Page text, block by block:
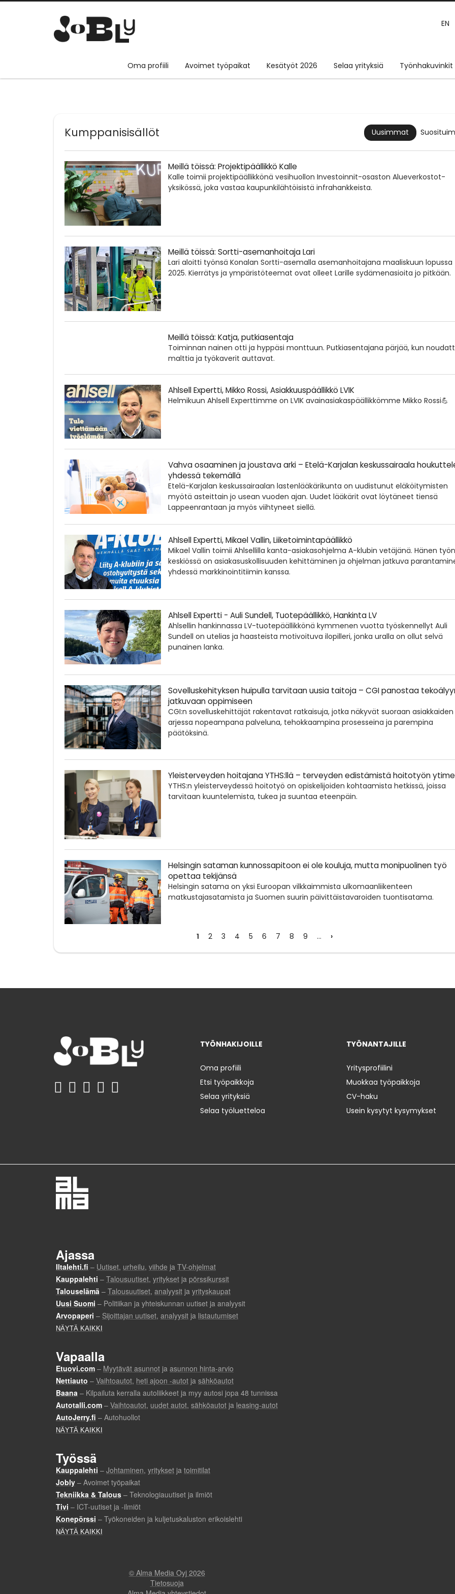
EN
Oma profiili Avoimet työpaikat Kesätyöt 2026 Selaa yrityksiä Työnhakuvinkit
Kumppanisisällöt Uusimmat
Meillä töissä: Projektipäällikkö Kalle
Kalle toimii projektipäällikkönä vesihuollon Investoinnit-osaston Alueverkostot-
yksikössä, joka vastaa kaupunkilähtöisistä infrahankkeista.
Meillä töissä: Sortti-asemanhoitaja Lari
Lari aloitti työnsä Konalan Sortti-asemalla asemanhoitajana maaliskuun lopussa
2025. Kierrätys ja ympäristöteemat ovat olleet Larille sydämenasioita jo pitkään.
Meillä töissä: Katja, putkiasentaja
Toiminnan nainen otti ja hyppäsi monttuun. Putkiasentajana pärjää, kun
malttia ja työkaverit auttavat.
Ahlsell Expertti, Mikko Rossi, Asiakkuuspäällikkö LVIK
Helmikuun Ahlsell Experttimme on LVIK avainasiakaspäällikkömme Mikko Rossi💪
Vahva osaaminen ja joustava arki – Etelä-Karjalan keskussairaala
yhdessä tekemällä
Etelä-Karjalan keskussairaalan lastenlääkärikunta on uudistunut eläköitymisten
myötä asteittain jo usean vuoden ajan. Uudet lääkärit ovat löytäneet tiensä
Lappeenrantaan ja myös viihtyneet siellä.
Ahlsell Expertti, Mikael Vallin, Liiketoimintapäällikkö
Mikael Vallin toimii Ahlsellilla kanta-asiakasohjelma A-klubin vetäjänä. Hänen
keskiössä on asiakasuskollisuuden kehittäminen ja ohjelman jatkuva
yhdessä markkinointitiimin kanssa.
Ahlsell Expertti - Auli Sundell, Tuotepäällikkö, Hankinta LV
Ahlsellin hankinnassa LV-tuotepäällikkönä kymmenen vuotta työskennellyt Auli
Sundell on utelias ja haasteista motivoituva ilopilleri, jonka uralla on ollut selvä
punainen lanka.
Sovelluskehityksen huipulla tarvitaan uusia taitoja – CGI panostaa
jatkuvaan oppimiseen
CGI:n sovelluskehittäjät rakentavat ratkaisuja, jotka näkyvät suoraan asiakkaiden
arjessa nopeampana palveluna, tehokkaampina prosesseina ja parempina
päätöksinä.
Yleisterveyden hoitajana YTHS:llä – terveyden edistämistä hoitotyön
YTHS:n yleisterveydessä hoitotyö on opiskelijoiden kohtaamista hetkissä, joissa
tarvitaan kuuntelemista, tukea ja suuntaa eteenpäin.
Helsingin sataman kunnossapitoon ei ole kouluja, mutta monipuolinen työ
opettaa tekijänsä
Helsingin satama on yksi Euroopan vilkkaimmista ulkomaanliikenteen
matkustajasatamista ja Suomen suurin päivittäistavaroiden tuontisatama.
1 2 3 4 5 6 7 8 9 … ›
TYÖNHAKIJOILLE
Oma profiili
Etsi työpaikkoja
Selaa yrityksiä
Selaa työluetteloa
TYÖNANTAJILLE
Yritysprofiilini
Muokkaa työpaikkoja
CV-haku
Usein kysytyt kysymykset